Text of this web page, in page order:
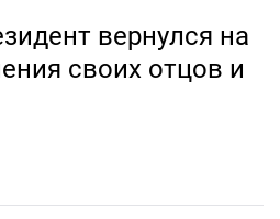
вернулся на
своих отцов и